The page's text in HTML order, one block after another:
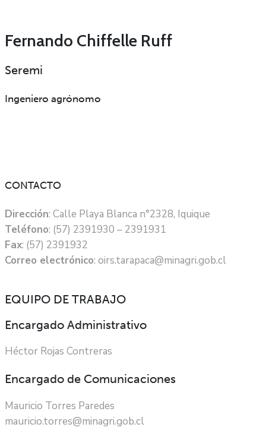
Fernando Chiffelle Ruff
Seremi
Ingeniero agrónomo
CONTACTO
Dirección: Calle Playa Blanca n°2328, Iquique
Teléfono: (57) 2391930 – 2391931
Fax: (57) 2391932
Correo electrónico: oirs.tarapaca@minagri.gob.cl
EQUIPO DE TRABAJO
Encargado Administrativo
Héctor Rojas Contreras
Encargado de Comunicaciones
Mauricio Torres Paredes
mauricio.torres@minagri.gob.cl